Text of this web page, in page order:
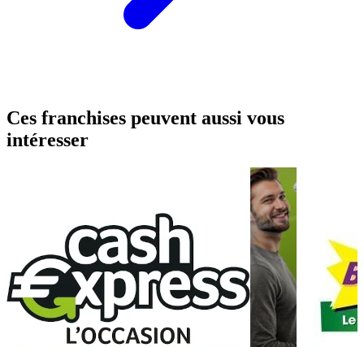
Ces franchises peuvent aussi vous
intéresser